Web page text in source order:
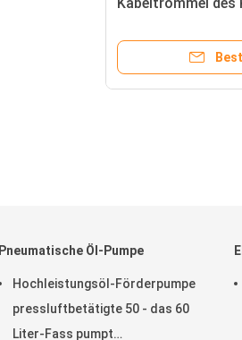
Pneumatische Öl-Pumpe
Hochleistungsöl-Förderpumpe
pressluftbetätigte 50 - das 60
Liter-Fass pumpt